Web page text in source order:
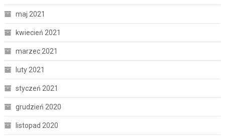
maj 2021
kwiecień 2021
marzec 2021
luty 2021
styczeń 2021
grudzień 2020
listopad 2020